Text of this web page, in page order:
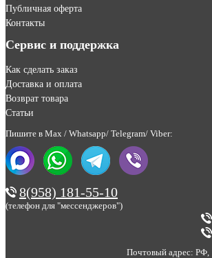
Публичная оферта
Контакты
Сервис и поддержка
Как сделать заказ
Доставка и оплата
Возврат товара
Статьи
Пишите в Max / Whatsapp/ Telegram/ Viber:
8(958) 181-55-10
(телефон для "мессенджеров")
Почтовый адрес: РФ,